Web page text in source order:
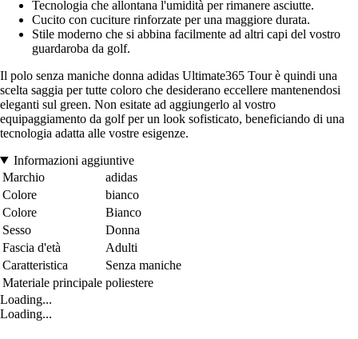
Tecnologia che allontana l'umidità per rimanere asciutte.
Cucito con cuciture rinforzate per una maggiore durata.
Stile moderno che si abbina facilmente ad altri capi del vostro
guardaroba da golf.
Il polo senza maniche donna adidas Ultimate365 Tour è quindi una
scelta saggia per tutte coloro che desiderano eccellere mantenendosi
eleganti sul green. Non esitate ad aggiungerlo al vostro
equipaggiamento da golf per un look sofisticato, beneficiando di una
tecnologia adatta alle vostre esigenze.
Informazioni aggiuntive
Marchio
adidas
Colore
bianco
Colore
Bianco
Sesso
Donna
Fascia d'età
Adulti
Caratteristica
Senza maniche
Materiale principale poliestere
Loading...
Loading...